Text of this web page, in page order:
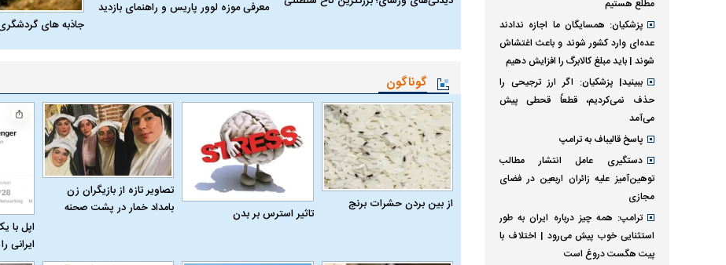
معرفی موزه لوور پاریس و راهنمای بازدید
جاذبه های
گوناگون
از بین بردن حشرات برنج
تاثیر استرس بر بدن
تصاویر تازه از بازیگران زن
بامداد خمار در پشت صحنه
اپل با
ایرانی
مطلع هستیم
پزشکیان: همسایگان ما اجازه ندادند
عده‌ای وارد کشور شوند و باعث اغتشاش
شوند | باید مبلغ کالابرگ را افزایش دهیم
ببینید| پزشکیان: اگر ارز ترجیحی را
حذف نمی‌کردیم، قطعاً قحطی پیش
می‌آمد
پاسخ قالیباف به ترامپ
دستگیری عامل انتشار مطالب
توهین‌آمیز علیه زائران اربعین در فضای
مجازی
ترامپ: همه چیز درباره ایران به طور
استثنایی خوب پیش می‌رود | اختلاف با
پیت هگست دروغ است